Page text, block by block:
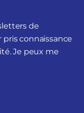
de
pris connaissance
Je peux me